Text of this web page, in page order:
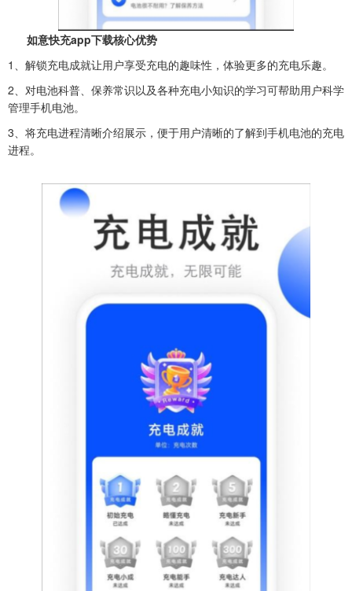
如意快充app下载核心优势
1、解锁充电成就让用户享受充电的趣味性，体验更多的充电乐趣。
2、对电池科普、保养常识以及各种充电小知识的学习可帮助用户科学
管理手机电池。
3、将充电进程清晰介绍展示，便于用户清晰的了解到手机电池的充电
进程。